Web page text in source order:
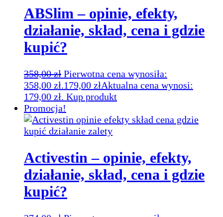
ABSlim – opinie, efekty,
działanie, skład, cena i gdzie
kupić?
358,00zł Pierwotna cena wynosiła:
358,00 zł.179,00 złAktualna cena wynosi:
179,00 zł. Kup produkt
Promocja!
Activestin – opinie, efekty,
działanie, skład, cena i gdzie
kupić?